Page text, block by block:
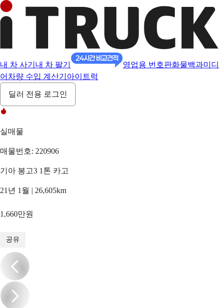
내 차 사기 내 차 팔기 영업용 번호판화물백과미디
어 차량 수입 계산기 아이트럭
딜러 전용 로그인
실매물
매물번호: 220906
기아 봉고3 1톤 카고
21년 1월 | 26,605km
1,660만원
공유
/19